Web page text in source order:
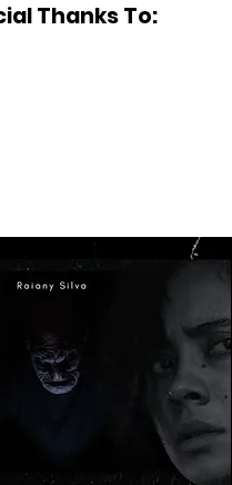
Thanks To: